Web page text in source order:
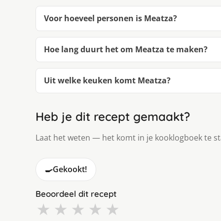
Voor hoeveel personen is Meatza?
Hoe lang duurt het om Meatza te maken?
Uit welke keuken komt Meatza?
Heb je dit recept gemaakt?
Laat het weten — het komt in je kooklogboek te
🍳Gekookt!
Beoordeel dit recept
★ ★ ★ ★ ★